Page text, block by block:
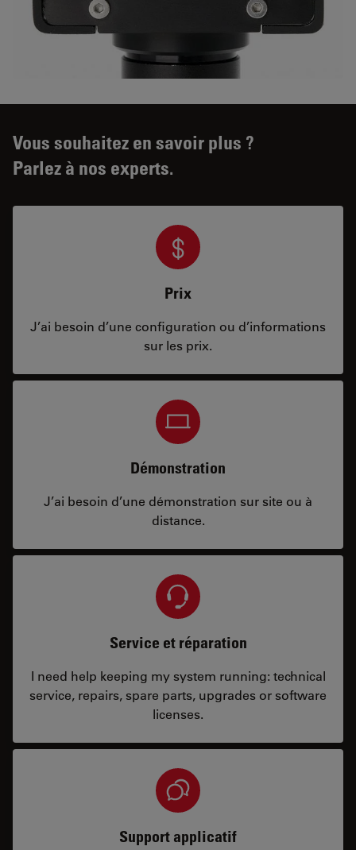
Vous souhaitez en savoir plus ?
Parlez à nos experts.
Prix
J’ai besoin d’une configuration ou d’informations
sur les prix.
Démonstration
J’ai besoin d’une démonstration sur site ou à
distance.
Service et réparation
I need help keeping my system running: technical
service, repairs, spare parts, upgrades or software
licenses.
Support applicatif